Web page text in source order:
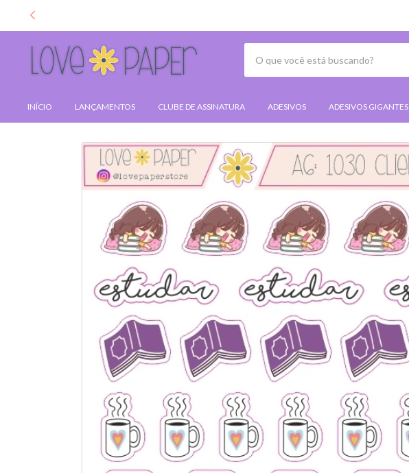
INÍCIO LANÇAMENTOS CLUBE DE ASSINATURA ADESIVOS ADESIVOS GIGANTES